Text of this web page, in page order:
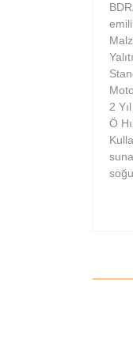
2
Ö